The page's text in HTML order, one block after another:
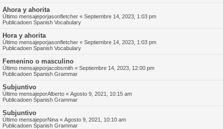
Ahora y ahorita
Último mensajeporjasonfletcher « Septiembre 14, 2023, 1:03 pm
Publicadoen Spanish Vocabulary
Hora y ahorita
Último mensajeporjasonfletcher « Septiembre 14, 2023, 1:03 pm
Publicadoen Spanish Vocabulary
Femenino o masculino
Último mensajeporjacobsmith « Septiembre 14, 2023, 12:00 pm
Publicadoen Spanish Grammar
Subjuntivo
Último mensajeporAlberto « Agosto 9, 2021, 10:15 am
Publicadoen Spanish Grammar
Subjuntivo
Último mensajeporNina « Agosto 9, 2021, 10:10 am
Publicadoen Spanish Grammar